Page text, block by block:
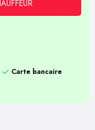
Carte bancaire